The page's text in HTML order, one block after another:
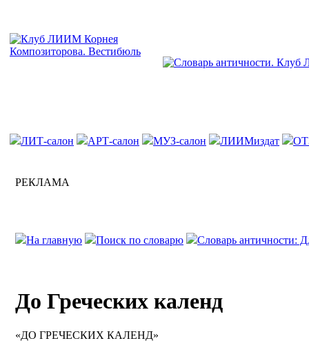
ЛИТ-салон АРТ-салон МУЗ-салон ЛИИМиздат
РЕКЛАМА
На главную Поиск по словарю Словарь античности:
До Греческих календ
«ДО ГРЕЧЕСКИХ КАЛЕНД»